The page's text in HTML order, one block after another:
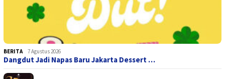
BERITA 7 Agustus 2026
Dangdut Jadi Napas Baru Jakarta Dessert …